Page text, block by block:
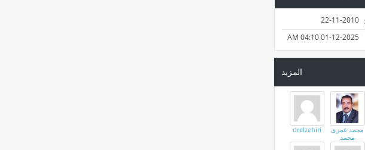
22-11-2010
01-12-2025
04:10 AM
المزيد
محمد غمرى
محمد
drelzehiri